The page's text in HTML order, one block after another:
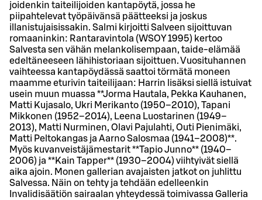
joidenkin taiteilijoiden kantapöytä, jossa he
piipahtelevat työpäivänsä päätteeksi ja joskus
illanistujaisissakin. Salmi kirjoitti Salveen sijoittuvan
romaaninkin: Rantaravintola (WSOY 1995) kertoo
Salvesta sen vähän melankolisempaan, taide-elämää
edeltäneeseen lähihistoriaan sijoittuen. Vuosituhannen
vaihteessa kantapöydässä saattoi törmätä moneen
maamme eturivin taiteilijaan: Harrin lisäksi siellä istuivat
usein muun muassa **Jorma Hautala, Pekka Kauhanen,
Matti Kujasalo, Ukri Merikanto (1950–2010), Tapani
Mikkonen (1952–2014), Leena Luostarinen (1949–
2013), Matti Nurminen, Olavi Pajulahti, Outi Pienimäki,
Matti Peltokangas ja Aarno Salosmaa (1941–2008)**.
Myös kuvanveistäjämestarit **Tapio Junno** (1940–
2006) ja **Kain Tapper** (1930–2004) viihtyivät siellä
aika ajoin. Monen gallerian avajaisten jatkot on juhlittu
Salvessa. Näin on tehty ja tehdään edelleenkin
Invalidisäätiön sairaalan yhteydessä toimivassa Galleria